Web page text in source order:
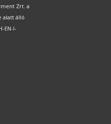
Zrt. a
alatt álló
EN-I-